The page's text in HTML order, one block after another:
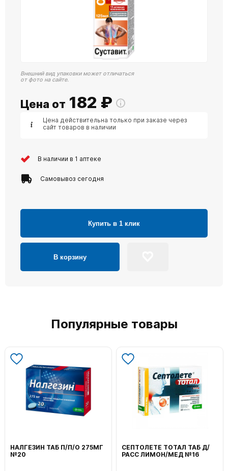
Внешний вид упаковки может отличаться
от фото на сайте.
Цена от 182 ₽
Цена действительна только при заказе через
сайт товаров в наличии
В наличии в 1 аптеке
Самовывоз сегодня
Купить в 1 клик
В корзину
Популярные товары
НАЛГЕЗИН ТАБ П/П/О 275МГ
№20
СЕПТОЛЕТЕ ТОТАЛ ТАБ Д/
РАСС ЛИМОН/МЕД №16